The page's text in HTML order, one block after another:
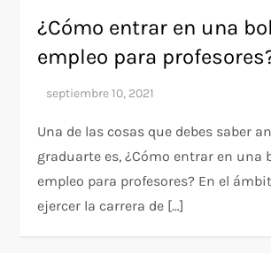
¿Cómo entrar en una
empleo para
Una de las cosas que debes saber
graduarte es, ¿Cómo entrar en una
empleo para profesores? En el
ejercer la carrera de […]